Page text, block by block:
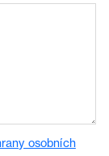
osobních